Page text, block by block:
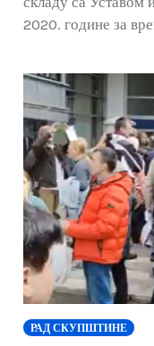
2020. године за
РАД СКУПШТИНЕ